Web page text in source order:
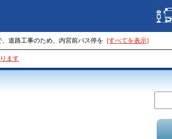
、道路工事のため、内宮前バス停を [すべてを表示]
ます